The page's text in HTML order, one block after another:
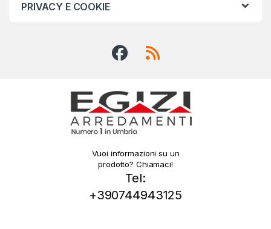
PRIVACY E COOKIE
Vuoi informazioni su un
prodotto? Chiamaci!
Tel:
+390744943125